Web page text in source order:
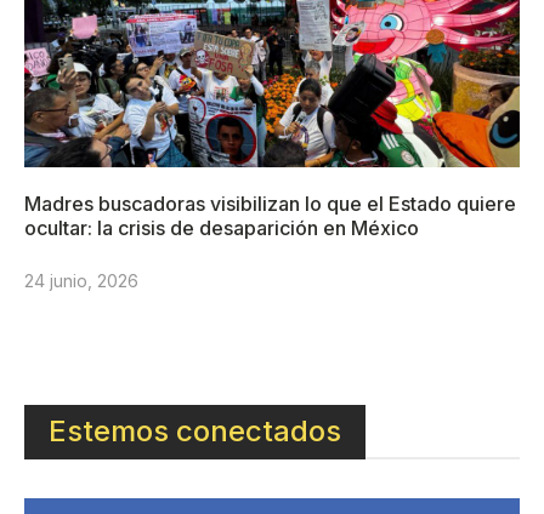
Madres buscadoras visibilizan lo que el Estado quiere
ocultar: la crisis de desaparición en México
24 junio, 2026
Estemos conectados